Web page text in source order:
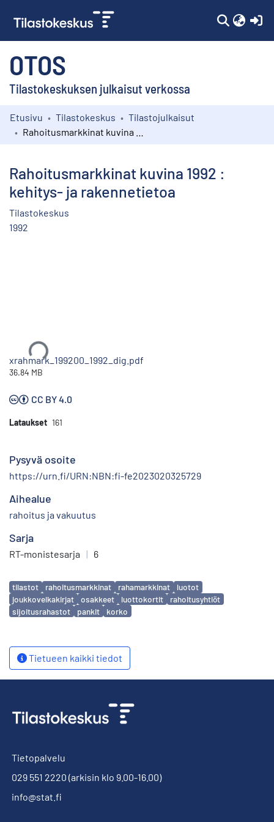
OTOS
Tilastokeskuksen julkaisut verkossa
Kokoelmat
Etusivu Tilastokeskus
Tilastojulkaisut
Rahoitusmarkkinat kuvina 1992 :
kehitys- ja rakennetietoa
Tilastokeskus
1992
Ladataan...
xrahmark_199200_1992_dig.pdf
36.84 MB
CC BY 4.0
Lataukset 161
Pysyvä osoite
https://urn.fi/URN:NBN:fi-fe2023020325729
Aihealue
rahoitus ja vakuutus
Sarja
RT-monistesarja | 6
Avainsanat
tilastot rahoitusmarkkinat rahamarkkinat
luotot
joukkovelkakirjat
osakkeet luottokortit
rahoitusyhtiöt
sijoitusrahastot
pankit korko
Tietueen kaikki tiedot
Tietopalvelu
029 551 2220 (arkisin klo 9.00-16.00)
info@stat.fi